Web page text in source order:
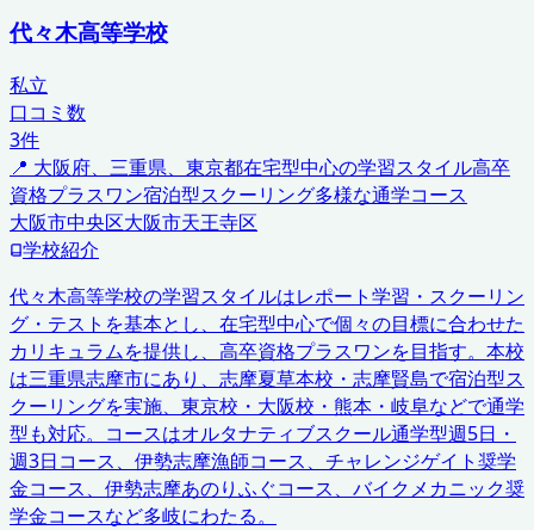
代々木高等学校
私立
口コミ数
3件
📍 大阪府、三重県、東京都在宅型中心の学習スタイル高卒
資格プラスワン宿泊型スクーリング多様な通学コース
大阪市中央区大阪市天王寺区
学校紹介
代々木高等学校の学習スタイルはレポート学習・スクーリン
グ・テストを基本とし、在宅型中心で個々の目標に合わせた
カリキュラムを提供し、高卒資格プラスワンを目指す。本校
は三重県志摩市にあり、志摩夏草本校・志摩賢島で宿泊型ス
クーリングを実施、東京校・大阪校・熊本・岐阜などで通学
型も対応。コースはオルタナティブスクール通学型週5日・
週3日コース、伊勢志摩漁師コース、チャレンジゲイト奨学
金コース、伊勢志摩あのりふぐコース、バイクメカニック奨
学金コースなど多岐にわたる。